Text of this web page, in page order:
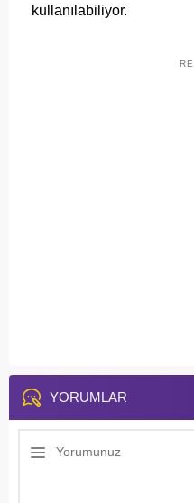
kullanılabiliyor.
YORUMLAR